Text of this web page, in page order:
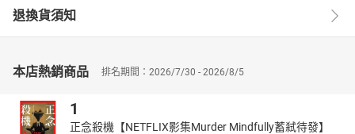
★電子書無提供點讀功能及互動學習軟體下載。
退換貨須知
本店熱銷商品 排名期間：2026/7/30 - 2026/8/5
1
正念殺機【NETFLIX影集Murder Mindfully蓄弒待發】